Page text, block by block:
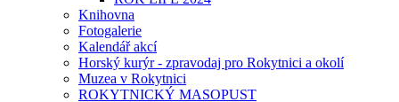
Knihovna
Fotogalerie
Kalendář akcí
Horský kurýr - zpravodaj pro Rokytnici a okolí
Muzea v Rokytnici
ROKYTNICKÝ MASOPUST